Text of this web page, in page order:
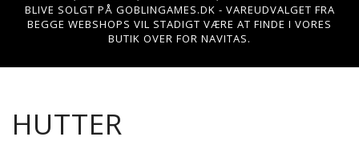
BLIVE SOLGT PÅ GOBLINGAMES.DK - VAREUDVALGET FRA
BEGGE WEBSHOPS VIL STADIGT VÆRE AT FINDE I VORES
BUTIK OVER FOR NAVITAS.
HUTTER